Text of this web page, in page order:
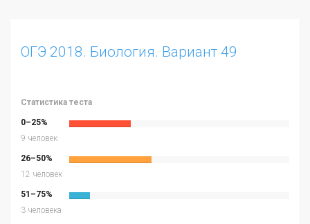
ОГЭ 2018. Биология. Вариант 49
Статистика теста
0–25%
9 человек
26–50%
12 человек
51–75%
3 человека